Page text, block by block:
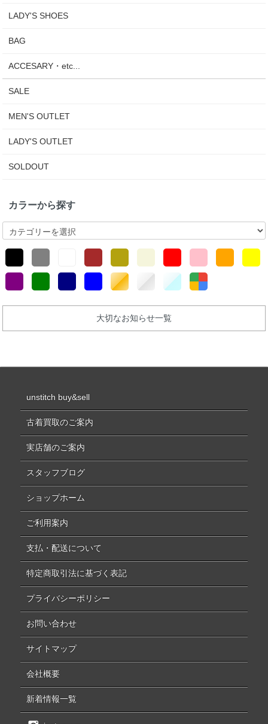
LADY'S SHOES
BAG
ACCESARY・etc...
SALE
MEN'S OUTLET
LADY'S OUTLET
SOLDOUT
カラーから探す
大切なお知らせ一覧
unstitch buy&sell
古着買取のご案内
実店舗のご案内
スタッフブログ
ショップホーム
ご利用案内
支払・配送について
特定商取引法に基づく表記
プライバシーポリシー
お問い合わせ
サイトマップ
会社概要
新着情報一覧